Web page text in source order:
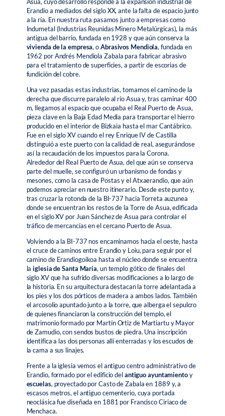
Asua, cuyo desarrollo responde a la expansión industrial de
Erandio a mediados del siglo XX, ante la falta de espacio junto
a la ría. En nuestra ruta pasamos junto a empresas como
Indumetal (Industrias Reunidas Minero Metalúrgicas), la más
antigua del barrio, fundada en 1928 y que aún conserva la
vivienda de la empresa, oAbrasivos Mendiola, fundada en
1962 por Andrés Mendiola Zabala para fabricar abrasivo
para el tratamiento de superficies, a partir de escorias de
fundición del cobre.
Una vez pasadas estas industrias, tomamos el camino de la
derecha que discurre paralelo al río Asua y, tras caminar 400
m, llegamos al espacio que ocupaba el Real Puerto de Asua,
pieza clave en la Baja Edad Media para transportar el hierro
producido en el interior de Bizkaia hasta el mar Cantábrico.
Fue en el siglo XV cuando el rey Enrique IV de Castilla
distinguió a este puerto con la calidad de real, asegurándose
así la recaudación de los impuestos para la Corona.
Alrededor del Real Puerto de Asua, del que aún se conserva
parte del muelle, se configuró un urbanismo de fondas y
mesones, como la casa de Postas y el Atxaerandio, que aún
podemos apreciar en nuestro itinerario. Desde este punto y,
tras cruzar la rotonda de la BI-737 hacia Torreta auzunea
donde se encuentran los restos de la Torre de Asua, edificada
en el siglo XV por Juan Sánchez de Asua para controlar el
tráfico de mercancías en el cercano Puerto de Asua.
Volviendo a la BI-737 nos encaminamos hacia el oeste, hasta
el cruce de caminos entre Erandio y Loiu, para seguir por el
camino de Erandiogoikoa hasta el núcleo donde se encuentra
la iglesia de Santa María, un templo gótico de finales del
siglo XV que ha sufrido diversas modificaciones a lo largo de
la historia. En su arquitectura destacan la torre adelantada a
los pies y los dos pórticos de madera a ambos lados. También
el arcosolio apuntado junto a la torre, que alberga el sepulcro
de quienes financiaron la construcción del templo, el
matrimonio formado por Martín Ortiz de Martiartu y Mayor
de Zamudio, con sendos bustos de piedra. Una inscripción
identifica a las dos personas allí enterradas y los escudos de
la cama a sus linajes.
Frente a la iglesia vemos el antiguo centro administrativo de
Erandio, formado por el edificio delantiguo ayuntamientoy
escuelas, proyectado por Casto de Zabala en 1889 y, a
escasos metros, el antiguo cementerio, cuya portada
neoclásica fue diseñada en 1881 por Francisco Ciriaco de
Menchaca.